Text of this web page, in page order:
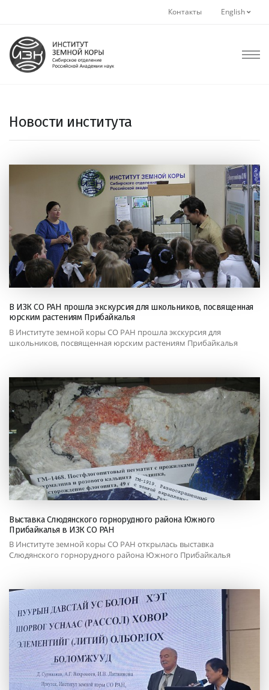
Контакты English
Новости института
В ИЗК СО РАН прошла экскурсия для школьников, посвященная
юрским растениям Прибайкалья
В Институте земной коры СО РАН прошла экскурсия для
школьников, посвященная юрским растениям Прибайкалья
Выставка Слюдянского горнорудного района Южного
Прибайкалья в ИЗК СО РАН
В Институте земной коры СО РАН открылась выставка
Слюдянского горнорудного района Южного Прибайкалья